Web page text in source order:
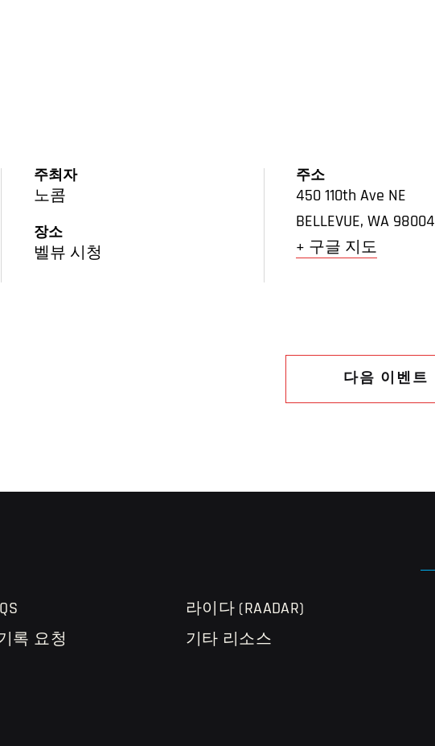
주최자
노콤
장소
벨뷰 시청
주소
450 110th Ave NE
BELLEVUE, WA 98004
+ 구글 지도
다음 이벤트
록 요청
라이다 (RAADAR)
기타 리소스